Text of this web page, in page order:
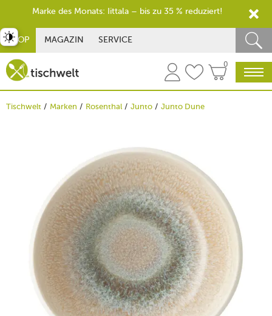
SHOP MAGAZIN SERVICE
0
Tischwelt Marken Rosenthal Junto Junto Dune
umschalten
Marke des Monats: Iittala – bis zu 35 % reduziert!